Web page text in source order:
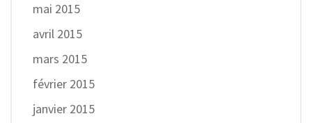
mai 2015
avril 2015
mars 2015
février 2015
janvier 2015